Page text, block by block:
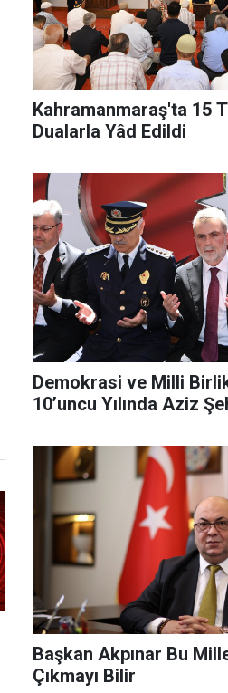
Kahramanmaraş'ta 15
Dualarla Yâd Edildi
Demokrasi ve Milli
10’uncu Yılında Aziz
Başkan Akpınar Bu
Çıkmayı Bilir